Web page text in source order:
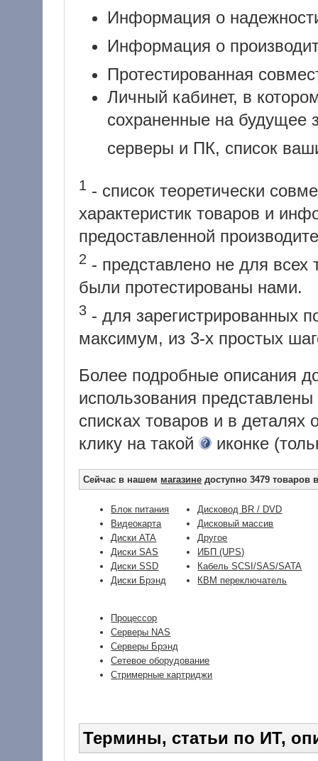
Информация о
Информация о
Протестированная
Личный кабинет, в
сохраненные на будущее
серверы и ПК, список
1 - список теоретически
характеристик товаров и
предоставленной
2 - представлено не для всех
были протестированы нами.
3 - для зарегистрированных
максимум, из 3-х простых
Более подробные описания
использования
списках товаров и в деталях
клику на такой
иконке
Сейчас в нашем магазине доступно 3479 товаров
Блок питания
Видеокарта
Диски ATA
Диски SAS
Диски SSD
Диски Брэнд
Дисковод BR / DVD
Дисковый массив
Другое
ИБП (UPS)
Кабель SCSI/SAS/SATA
КВМ переключатель
Процессор
Серверы NAS
Серверы Брэнд
Сетевое оборудование
Стримерные картриджи
Термины, статьи по ИТ,